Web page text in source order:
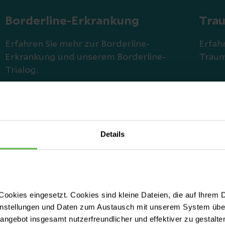
Details
eingesetzt. Cookies sind kleine Dateien, die auf Ihrem
und Daten zum Austausch mit unserem System
insgesamt nutzerfreundlicher und effektiver zu
Borderline-Erkrankung
Erfahren Sie mehr zur Borderline-
Erkrankung und unserem Borderline-
Trialog.